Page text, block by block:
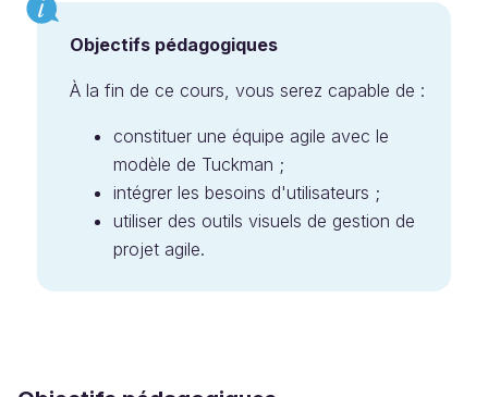
Objectifs pédagogiques
À la fin de ce cours, vous serez capable de :
constituer une équipe agile avec le
modèle de Tuckman ;
intégrer les besoins d'utilisateurs ;
utiliser des outils visuels de gestion de
projet agile.